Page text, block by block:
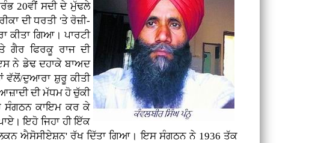
20ਵੀਂ ਸਦੀ ਦੇ ਮੁੱਢਲੇ
ਦੀ ਧਰਤੀ 'ਤੇ ਰੋਜ਼ੀ-
ਗਿਆ। ਪਾਰਟੀ
ਗੈਰ ਫਿਰਕੂ ਰਾਜ ਦੀ
ਨੇ ਡੇਢ ਦਹਾਕੇ ਬਾਅਦ
ਵੱਲੋਂ/ਦੁਆਰਾ ਸ਼ੁਰੂ ਕੀਤੀ
ਦੀ ਮੱਧਮ ਹੋ ਚੁੱਕੀ
ਸੰਗਠਨ ਕਾਇਮ ਕਰ ਕੇ
ਇਹੋ ਜਿਹਾ ਹੀ ਇੱਕ
ਐਸੋਸੀਏਸ਼ਨ' ਰੱਖ ਦਿੱਤਾ ਗਿਆ। ਇਸ ਸੰਗਠਨ ਨੇ 1936 ਤੱਕ